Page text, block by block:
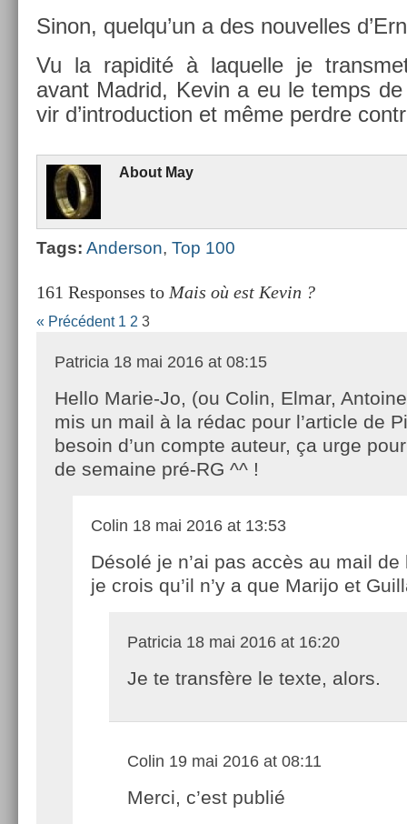
Sinon, quel­qu’un a des nouvel­les
Vu la rapidité à laquel­le je
avant Mad­rid, Kevin a eu le temps
vir d’introduc­tion et même per­dre
About May
Tags: An­der­son, Top 100
161 Responses to Mais où est Kevin ?
« Précédent 1 2 3
Patricia 18 mai 2016 at 08:15
Hello Marie-Jo, (ou Colin, Elmar,
mis un mail à la rédac pour l’article de
besoin d’un compte auteur, ça urge
de semaine pré-RG ^^ !
Colin 18 mai 2016 at 13:53
Désolé je n’ai pas accès au mail de
je crois qu’il n’y a que Marijo et
Patricia 18 mai 2016 at 16:20
Je te transfère le texte, alors.
Colin 19 mai 2016 at 08:11
Merci, c’est publié